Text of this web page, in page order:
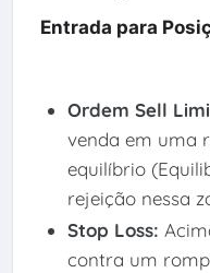
Entrada para
Ordem Sell
venda em uma
equilíbrio
rejeição nessa
Stop Loss:
contra um